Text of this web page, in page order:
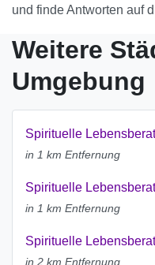
und finde Antworten auf
Weitere
Umgebung
Spirituelle
in 1 km Entfernung
Spirituelle
in 1 km Entfernung
Spirituelle
in 2 km Entfernung